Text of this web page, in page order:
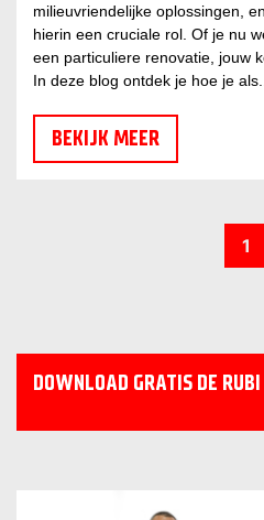
milieuvriendelijke oplossingen,
hierin een cruciale rol. Of je nu
een particuliere renovatie, jouw
In deze blog ontdek je hoe je
BEKIJK MEER
1
DOWNLOAD GRATIS DE